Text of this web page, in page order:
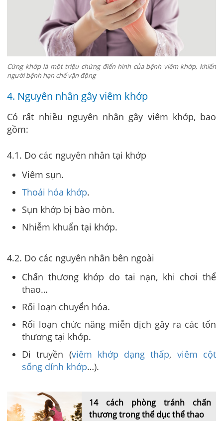
Cứng khớp là một triệu chứng điển hình của bệnh viêm khớp, khiến
người bệnh hạn chế vận động
4. Nguyên nhân gây viêm khớp
Có rất nhiều nguyên nhân gây viêm khớp, bao
gồm:
4.1. Do các nguyên nhân tại khớp
Viêm sụn.
Thoái hóa khớp.
Sụn khớp bị bào mòn.
Nhiễm khuẩn tại khớp.
4.2. Do các nguyên nhân bên ngoài
Chấn thương khớp do tai nạn, khi chơi thể
thao…
Rối loạn chuyển hóa.
Rối loạn chức năng miễn dịch gây ra các tổn
thương tại khớp.
Di truyền (viêm khớp dạng thấp, viêm cột
sống dính khớp…).
14 cách phòng tránh chấn
thương trong thể dục thể thao